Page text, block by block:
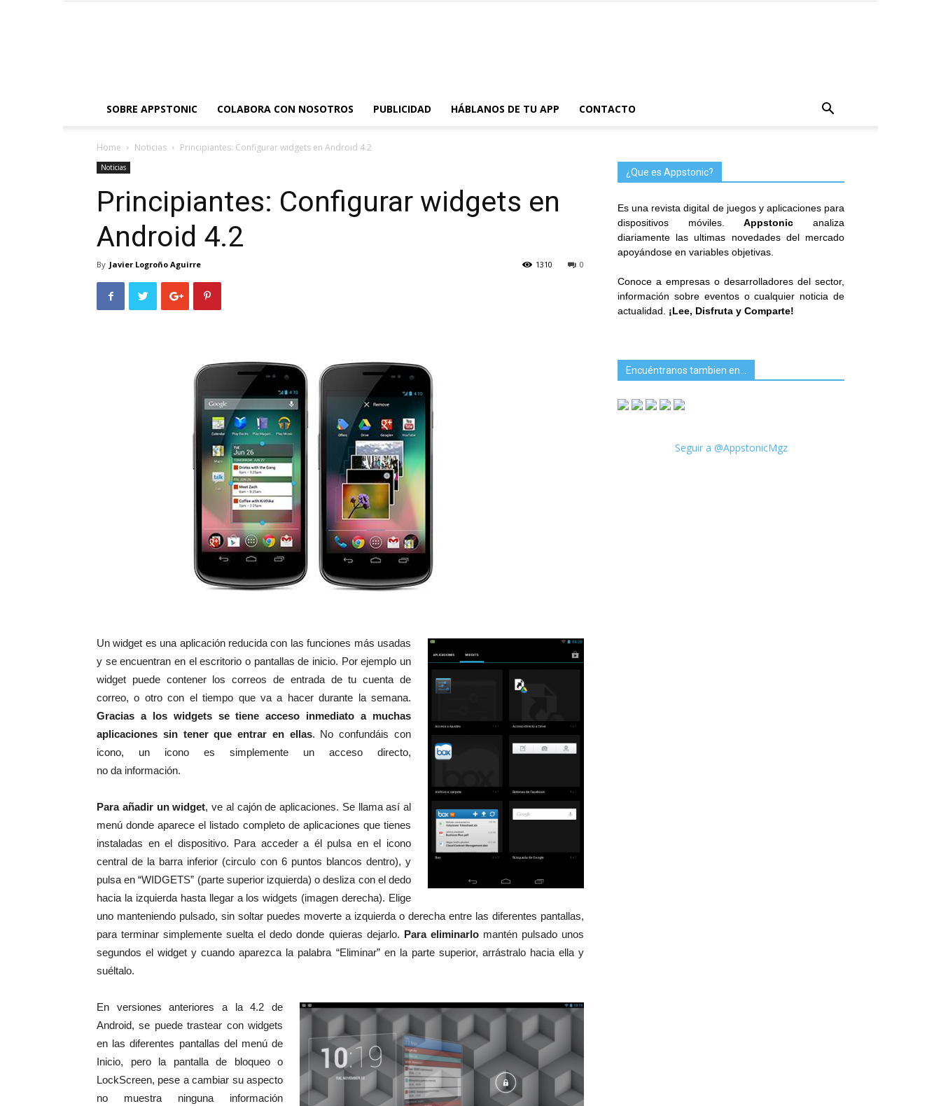
SOBRE APPSTONIC COLABORA CON NOSOTROS PUBLICIDAD HÁBLANOS DE TU APP CONTACTO
Home Noticias Principiantes: Configurar widgets en Android 4.2
Noticias
Principiantes: Configurar widgets en
Android 4.2
By Javier Logroño Aguirre 0
1310
Un widget es una aplicación reducida con las funciones más usadas
y se encuentran en el escritorio o pantallas de inicio. Por ejemplo un
widget puede contener los correos de entrada de tu cuenta de
correo, o otro con el tiempo que va a hacer durante la semana.
Gracias a los widgets se tiene acceso inmediato a muchas
aplicaciones sin tener que entrar en ellas. No confundáis con
icono, un icono es simplemente un acceso directo,
no da información.
Para añadir un widget, ve al cajón de aplicaciones. Se llama así al
menú donde aparece el listado completo de aplicaciones que tienes
instaladas en el dispositivo. Para acceder a él pulsa en el icono
central de la barra inferior (circulo con 6 puntos blancos dentro), y
pulsa en “WIDGETS” (parte superior izquierda) o desliza con el dedo
hacia la izquierda hasta llegar a los widgets (imagen derecha). Elige
uno manteniendo pulsado, sin soltar puedes moverte a izquierda o derecha entre las diferentes pantallas,
para terminar simplemente suelta el dedo donde quieras dejarlo. Para eliminarlomantén pulsado unos
segundos el widget y cuando aparezca la palabra “Eliminar” en la parte superior, arrástralo hacia ella y
suéltalo.
En versiones anteriores a la 4.2 de
Android, se puede trastear con widgets
en las diferentes pantallas del menú de
Inicio, pero la pantalla de bloqueo o
LockScreen, pese a cambiar su aspecto
no muestra ninguna información
¿Que es Appstonic?
Es una revista digital de juegos y aplicaciones para
dispositivos móviles.Appstonic analiza
diariamente las ultimas novedades del mercado
apoyándose en variables objetivas.
Conoce a empresas o desarrolladores del sector,
información sobre eventos o cualquier noticia de
actualidad. ¡Lee, Disfruta y Comparte!
Encuéntranos tambien en…
Seguir a @AppstonicMgz